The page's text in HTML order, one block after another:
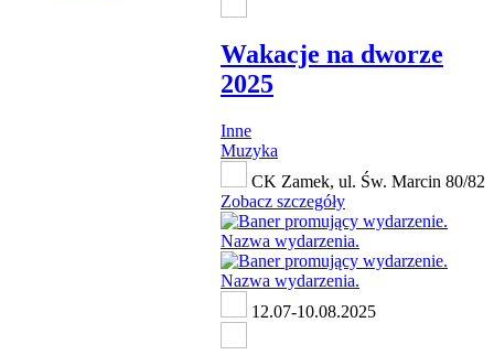
Wakacje na dworze
2025
Inne
Muzyka
CK Zamek, ul. Św. Marcin 80/82
Zobacz szczegóły
12.07-10.08.2025